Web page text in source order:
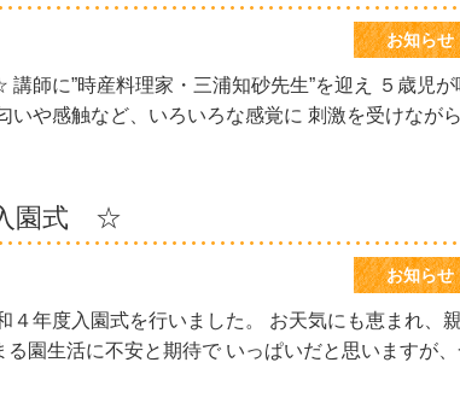
お知らせ
に”時産料理家・三浦知砂先生”を迎え ５歳児が
いや感触など、いろいろな感覚に 刺激を受けなが
園式 ☆
お知らせ
度入園式を行いました。 お天気にも恵まれ、
園生活に不安と期待で いっぱいだと思いますが、